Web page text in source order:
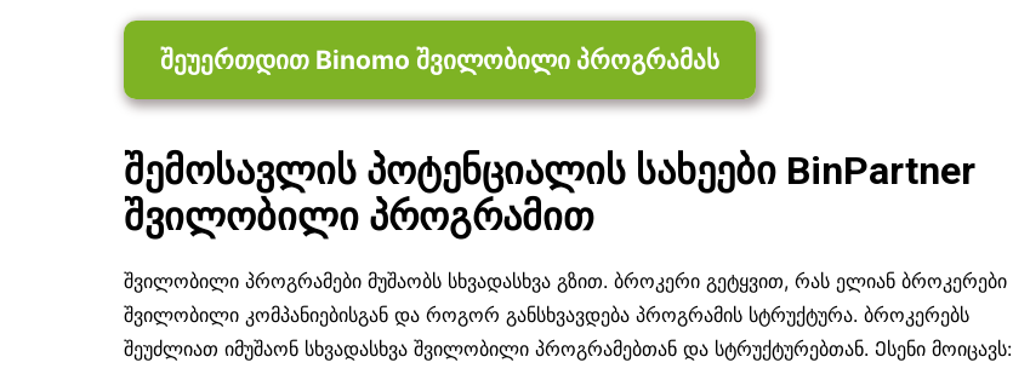
შეუერთდით Binomo შვილობილი პროგრამას
შემოსავლის პოტენციალის სახეები BinPartner
შვილობილი პროგრამით
შვილობილი პროგრამები მუშაობს სხვადასხვა გზით. ბროკერი გეტყვით, რას ელიან ბროკერები
შვილობილი კომპანიებისგან და როგორ განსხვავდება პროგრამის სტრუქტურა. ბროკერებს
შეუძლიათ იმუშაონ სხვადასხვა შვილობილი პროგრამებთან და სტრუქტურებთან. Ესენი მოიცავს: